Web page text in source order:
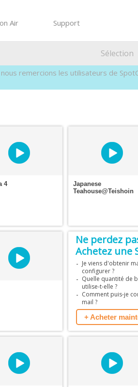
Air Support
Sélection
remercions les utilisateurs de
4
Japanese
Teahouse@Teishoin
Ne perdez
Achetez une
Je viens d'obtenir
configurer ?
Quelle quantité de
utilise-t-elle ?
Comment puis-je
mail ?
+ Acheter